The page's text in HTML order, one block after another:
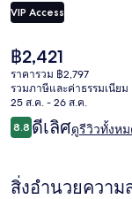
หนาน
VIP Access
ราคา
ปัจจุบัน
฿2,421
฿2,421
ราคารวม ฿2,797
รวมภาษีและค่าธรรมเนียม
25 ส.ค. - 26 ส.ค.
รีวิว
8.88.8 จาก 10
ดีเลิศดูรีวิวทั้งหม
สิ่งอำนวยควา